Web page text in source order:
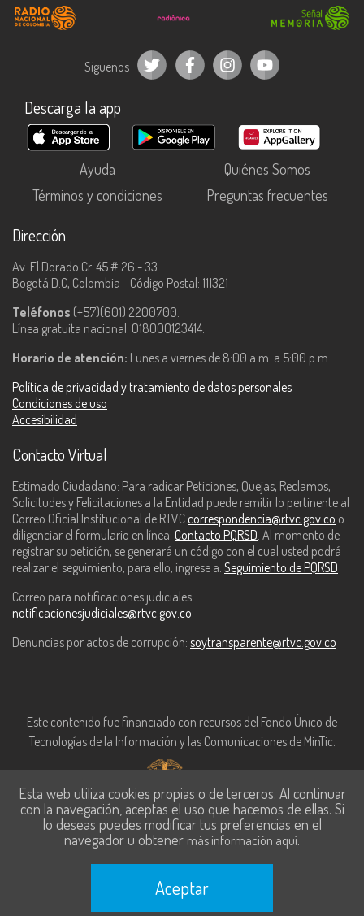
Síguenos
Descarga la app
Ayuda
Quiénes Somos
Términos y condiciones
Preguntas frecuentes
Dirección
Av. El Dorado Cr. 45 # 26 - 33
Bogotá D.C, Colombia - Código Postal: 111321
Teléfonos (+57)(601) 2200700.
Línea gratuita nacional: 018000123414.
Horario de atención: Lunes a viernes de 8:00 a.m. a 5:00 p.m.
Política de privacidad y tratamiento de datos personales
Condiciones de uso
Accesibilidad
Contacto Virtual
Estimado Ciudadano: Para radicar Peticiones, Quejas, Reclamos,
Solicitudes y Felicitaciones a la Entidad puede remitir lo pertinente al
Correo Oficial Institucional de RTVC correspondencia@rtvc.gov.co o
diligenciar el formulario en línea: Contacto PQRSD. Al momento de
registrar su petición, se generará un código con el cual usted podrá
realizar el seguimiento, para ello, ingrese a: Seguimiento de PQRSD
Correo para notificaciones judiciales:
notificacionesjudiciales@rtvc.gov.co
Denuncias por actos de corrupción: soytransparente@rtvc.gov.co
Este contenido fue financiado con recursos del Fondo Único de
Tecnologías de la Información y las Comunicaciones de MinTic.
Esta web utiliza cookies propias o de terceros. Al continuar
con la navegación, aceptas el uso que hacemos de ellas. Si
lo deseas puedes modificar tus preferencias en el
navegador u obtener más información aquí.
Aceptar